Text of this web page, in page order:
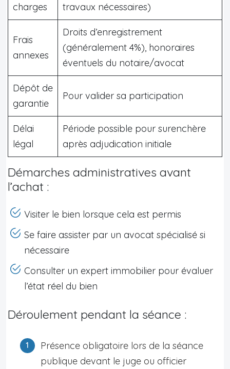
charges
travaux nécessaires)
Frais
annexes
Droits d’enregistrement
(généralement 4%), honoraires
éventuels du notaire/avocat
Dépôt de
garantie
Pour valider sa participation
Délai
légal
Période possible pour surenchère
après adjudication initiale
Démarches administratives avant
l’achat :
Visiter le bien lorsque cela est permis
Se faire assister par un avocat spécialisé si
nécessaire
Consulter un expert immobilier pour évaluer
l’état réel du bien
Déroulement pendant la séance :
Présence obligatoire lors de la séance
publique devant le juge ou officier